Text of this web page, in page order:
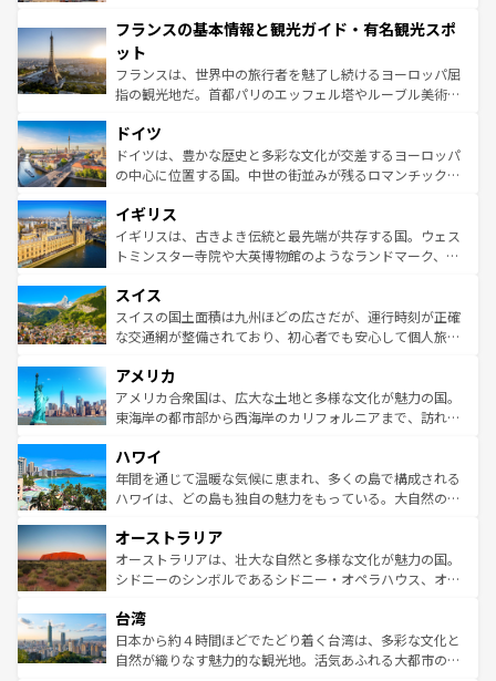
ませてくれるイタリアで、忘れられない旅をしてみよう！
なお、新着のイタリア情報は
しい。
文化が根付くこの国では、情熱的なフラメンコ、熱気あふ
れる闘牛、そして美味しいタパスが生活の一部となってい
る。首都マドリードの洗練された雰囲気や、バルセロナの
アートに溢れた街角から、地方では古代ローマ遺跡や中世
せる。地方によって風土や気候が異なるスペインはその個
性で訪れる人を魅了する。 なお、新着のスペイン情報は コ
ンテンツ一覧を参照してほしい。
フランスの基本情報と観光ガイド・有名観光スポ
ット
フランスは、世界中の旅行者を魅了し続けるヨーロッパ屈
指の観光地だ。首都パリのエッフェル塔やルーブル美術館
で、幅広い魅力が詰まっている。華麗な宮殿、歴史的な大
聖堂、美しいビーチ、そして豊かな自然が、訪れる者を心
から魅了する。また、フランスは美食の国としても知ら
いる。シャンパンの発祥地であるランス、プロヴァンスの
香り高いラベンダー畑など、多彩な楽しみ方が可能だ。さ
らに、パリ以外の地域にも魅力が溢れており、どの街角に
れる地方に足を運ぶとそれぞれで全く異なる文化を体験で
きるだろう。 なお、新着のフランス情報はコンテンツ一覧
を参照してほしい。
ドイツ
ドイツは、豊かな歴史と多彩な文化が交差するヨーロッパ
の中心に位置する国。中世の街並みが残るロマンチック街
顔を持つこの国は、どこを歩いても飽きることがない。ベ
ルリンの文化的活気、バイエルン州のアルプスの絶景、そ
してライン川沿いのワイン畑といった風景は必見。ビール
は、お酒好きな人にはぜひ体験してほしい。 なお、新着の
ドイツ情報はコンテンツ一覧を参照してほしい。
イギリス
イギリスは、古きよき伝統と最先端が共存する国。ウェス
トミンスター寺院や大英博物館のようなランドマーク、歴
リアごとに異なる魅力がある。また、優雅なアフタヌーン
ティー、ビール好きにはたまらない英国パブ、サッカー観
戦など、本場だからこそできる体験も豊富。イギリスを旅
ンツ一覧を参照してほしい。
スイス
スイスの国土面積は九州ほどの広さだが、運行時刻が正確
な交通網が整備されており、初心者でも安心して個人旅行
の建物がそのまま残る町や、スイスならではのユニークな
博物館もあり、アルプス観光だけでなく町歩きも満喫する
ことができる。国民の所得が高いため物価も高いが、旅行
ば市内交通費無料で観光を楽しむこともできる。 なお、新
着のスイス情報はコンテンツ一覧 を参照してほしい。
アメリカ
アメリカ合衆国は、広大な土地と多様な文化が魅力の国。
東海岸の都市部から西海岸のカリフォルニアまで、訪れる
のような巨大都市は、観光、ショッピング、エンターテイ
ンメントが詰まった刺激的なスポットだ。一方、アメリカ
西部には大自然が広がり、グランドキャニオンやイエロー
部のニューオーリンズでは、音楽と美食が融合した独特の
文化が魅力。旅行者はアメリカの各地域で異なる魅力を楽
しみながら、その多様性と豊かな歴史を感じることができ
ならではの贅沢な旅のスタイルだ。 なお、新着のアメリカ
情報はコンテンツ一覧を参照してほしい。
ハワイ
年間を通じて温暖な気候に恵まれ、多くの島で構成される
ハワイは、どの島も独自の魅力をもっている。大自然の神
ワイ島は見逃せない。また、定番の観光地といえばオアフ
島だが、静かな自然を求めるならマウイ島やカウアイ島が
おすすめ。エメラルドグリーンに輝く海をはじめ、豊かな
れるおもてなしの心で訪れる人々を迎えてくれるハワイの
人々、おいしいローカルフードやハワイアンミュージッ
ク、伝統的なフラダンスなど、すべてがハワイの魅力を彩
オーストラリア
オーストラリアは、壮大な自然と多様な文化が魅力の国。
シドニーのシンボルであるシドニー・オペラハウス、オー
リアリーフや大陸中央部にそびえるウルル（エアーズロッ
ク）、タスマニアの美しい原生林やケアンズの熱帯雨林な
ど、見どころがたくさん。また、カフェやワイン、オージ
台湾
日本から約４時間ほどでたどり着く台湾は、多彩な文化と
自然が織りなす魅力的な観光地。活気あふれる大都市の台